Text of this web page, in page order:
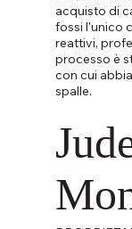
acquisto di
fossi l'unico
reattivi,
processo è
con cui
spalle.